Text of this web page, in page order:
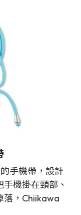
手機帶，設計
機掛在頸部、
落，Chiikawa